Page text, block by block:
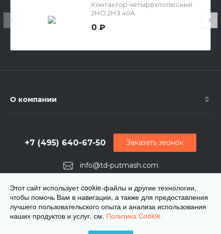
Контактор четырёхполюсный
2НО,2НЗ 40А
0 ₽
О компании
info@td-putmash.com
+7 (495) 640-67-50
г. Москва, 1-й Кирпичный переулок, дом 2
Заказать звонок
Этот сайт использует cookie-файлы и другие технологии,
чтобы помочь Вам в навигации, а также для предоставления
лучшего пользовательского опыта и анализа использования
наших продуктов и услуг. см. Политика Cookie.